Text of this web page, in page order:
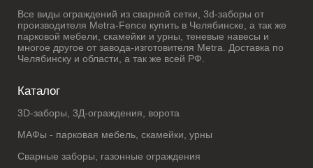
Все виды ограждений из сварной сетки, 3d-заборы от
производителя Metra-Fence купить в Челябинске, а так же
парковой мебели, скамейки и урны, теневые навесы и
многое другое от завода-изготовителя Metra. Доставка по
Челябинску и области, а так же всей РФ.
Каталог
3D-заборы, 3Д-ограждения, ворота
МАФы - парковая мебель, скамейки, урны
Сварные заборы, газонные ограждения